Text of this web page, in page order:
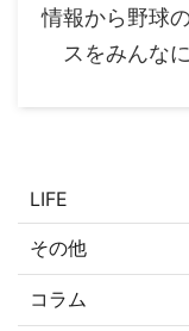
情報から野球
スをみんな
LIFE
その他
コラム